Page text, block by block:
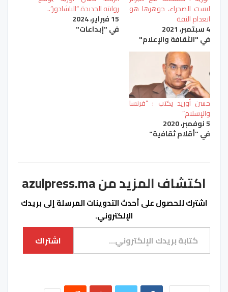
ليست الصحراء، جوهرها هو
انعدام الثقة
4 سبتمبر، 2021
في "الثقافة والإعلام"
روايته الجديدة “الباشادور”..
15 فبراير، 2024
في "إبداعات"
حسن أوريد يكتب : “فرنسا
والإسلام”
5 نوفمبر، 2020
في "أقلام ثقافية"
اكتشاف المزيد من azulpress.ma
اشترك للحصول على أحدث التدوينات المرسلة إلى بريدك
الإلكتروني.
كتابة بريدك الإلكتروني...
اشتراك